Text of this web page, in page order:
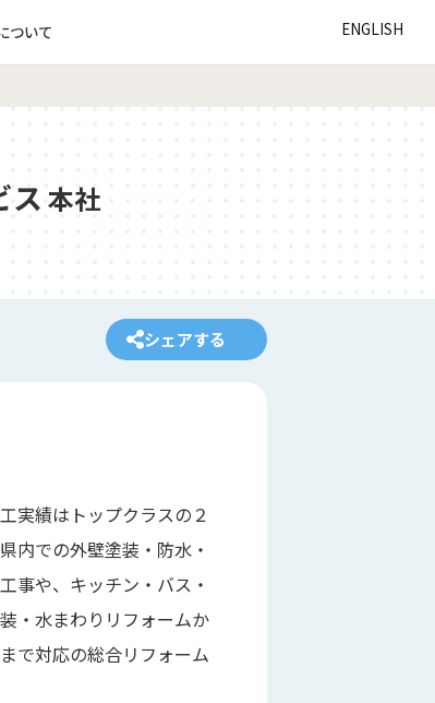
ついて ENGLISH
ス 本社
シェアする
実績はトップクラスの２
内での外壁塗装・防水・
事や、キッチン・バス・
・水まわりリフォームか
で対応の総合リフォーム